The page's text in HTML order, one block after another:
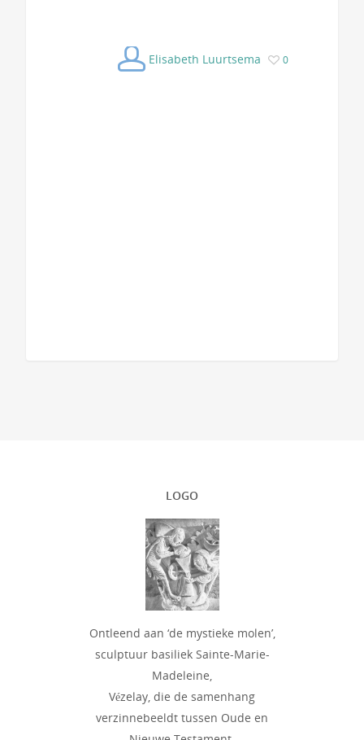
Elisabeth Luurtsema 0
LOGO
Ontleend aan ‘de mystieke molen’,
sculptuur basiliek Sainte-Marie-
Madeleine,
Vézelay, die de samenhang
verzinnebeeldt tussen Oude en